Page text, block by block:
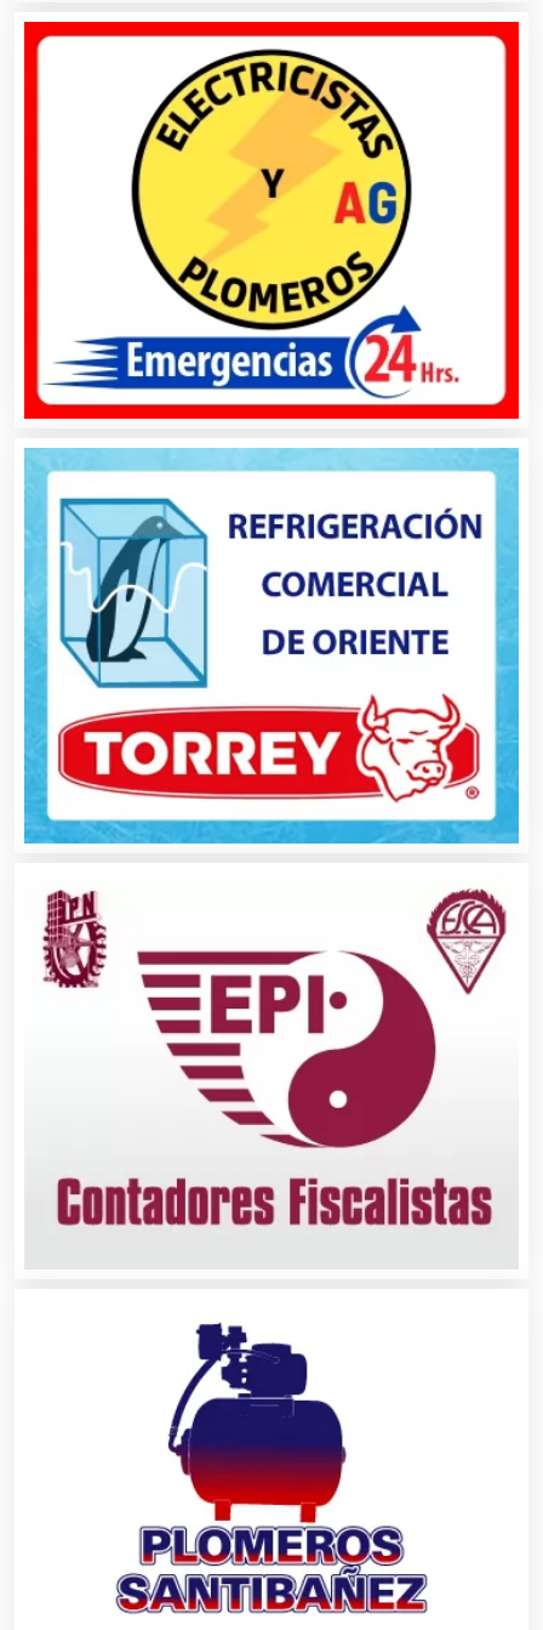
Artículos Deportivos
Artículos Importados
Artículos para el Hogar
Artículos para Regalos
Artículos Personales
Artículos Publicitarios
Aseguradoras
Asesores Técnicos
Asociaciones Civiles
Asociaciones Empresariales
Audio, Sonido e Iluminación
Autobuses
Automatización
Automóviles Nuevos y Usados